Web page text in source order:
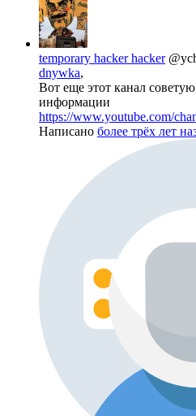
temporary hacker hacker
dnywka,
Вот еще этот канал
информации
https://www.youtube.com/
Написано более трёх лет